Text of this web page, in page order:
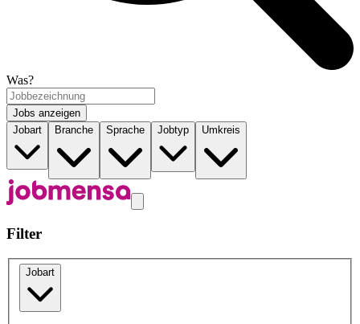
Was?
Jobs anzeigen
Jobart
Branche Sprache Jobtyp Umkreis
Filter
Jobart